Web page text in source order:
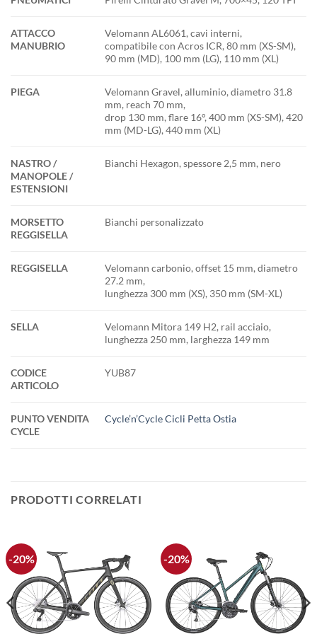
ATTACCO
MANUBRIO
Velomann AL6061, cavi interni,
compatibile con Acros ICR, 80 mm (XS-SM),
90 mm (MD), 100 mm (LG), 110 mm (XL)
PIEGA
Velomann Gravel, alluminio, diametro 31.8
mm, reach 70 mm,
drop 130 mm, flare 16°, 400 mm (XS-SM), 420
mm (MD-LG), 440 mm (XL)
NASTRO /
MANOPOLE /
ESTENSIONI
Bianchi Hexagon, spessore 2,5 mm, nero
MORSETTO
REGGISELLA
Bianchi personalizzato
REGGISELLA
Velomann carbonio, offset 15 mm, diametro
27.2 mm,
lunghezza 300 mm (XS), 350 mm (SM-XL)
SELLA
Velomann Mitora 149 H2, rail acciaio,
lunghezza 250 mm, larghezza 149 mm
CODICE
ARTICOLO
YUB87
PUNTO VENDITA
CYCLE
Cycle’n’Cycle Cicli Petta Ostia
PRODOTTI CORRELATI
-20% -20%